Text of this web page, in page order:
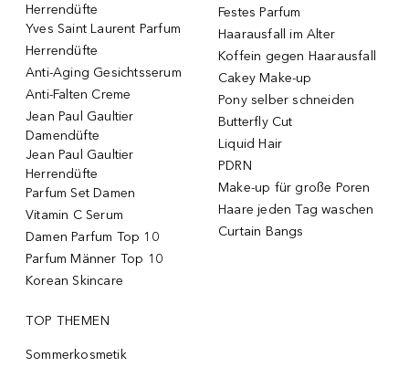
Herrendüfte
Yves Saint Laurent Parfum
Herrendüfte
Anti-Aging Gesichtsserum
Anti-Falten Creme
Jean Paul Gaultier
Damendüfte
Jean Paul Gaultier
Herrendüfte
Parfum Set Damen
Vitamin C Serum
Damen Parfum Top 10
Parfum Männer Top 10
Korean Skincare
Festes Parfum
Haarausfall im Alter
Koffein gegen Haarausfall
Cakey Make-up
Pony selber schneiden
Butterfly Cut
Liquid Hair
PDRN
Make-up für große Poren
Haare jeden Tag waschen
Curtain Bangs
TOP THEMEN
Sommerkosmetik